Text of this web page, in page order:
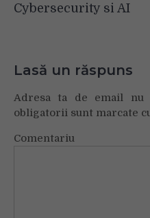
Cybersecurity si AI
Lasă un răspuns
Adresa ta de email nu
obligatorii sunt marcate
Comentariu